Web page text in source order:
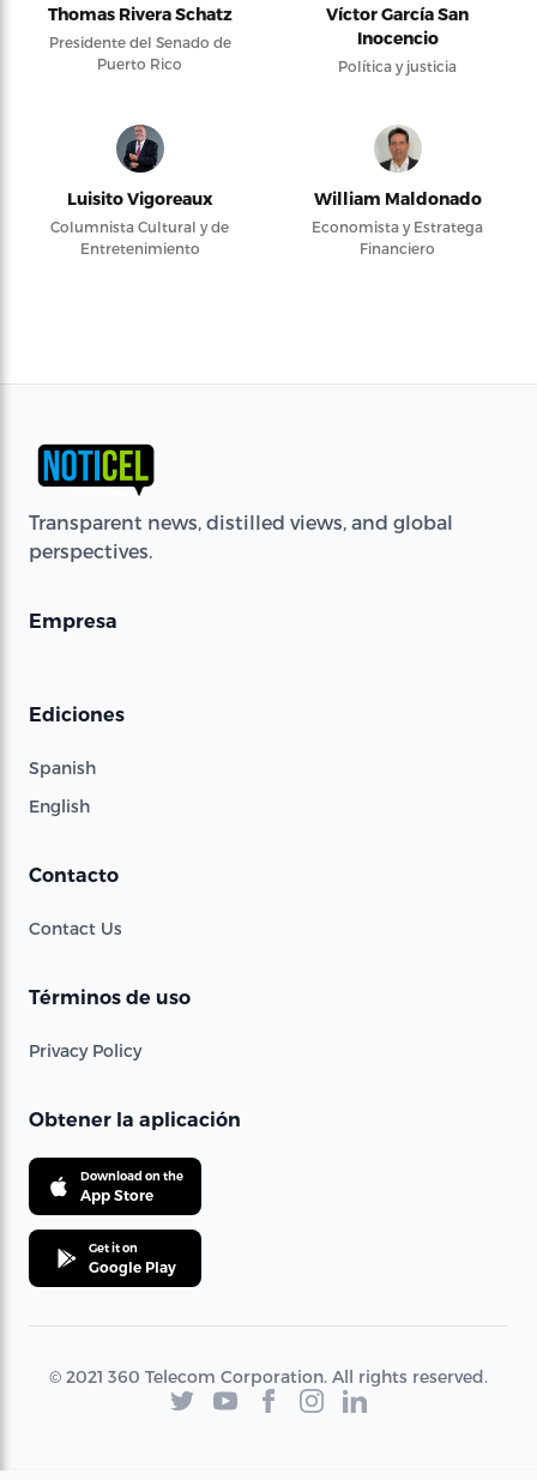
Thomas Rivera Schatz
Presidente del Senado de
Puerto Rico
Víctor García San
Inocencio
Política y justicia
Luisito Vigoreaux
Columnista Cultural y de
Entretenimiento
William Maldonado
Economista y Estratega
Financiero
Transparent news, distilled views, and global
perspectives.
Empresa
Ediciones
Spanish
English
Contacto
Contact Us
Términos de uso
Privacy Policy
Obtener la aplicación
Download on the
App Store
Get it on
Google Play
© 2021 360 Telecom Corporation. All rights reserved.